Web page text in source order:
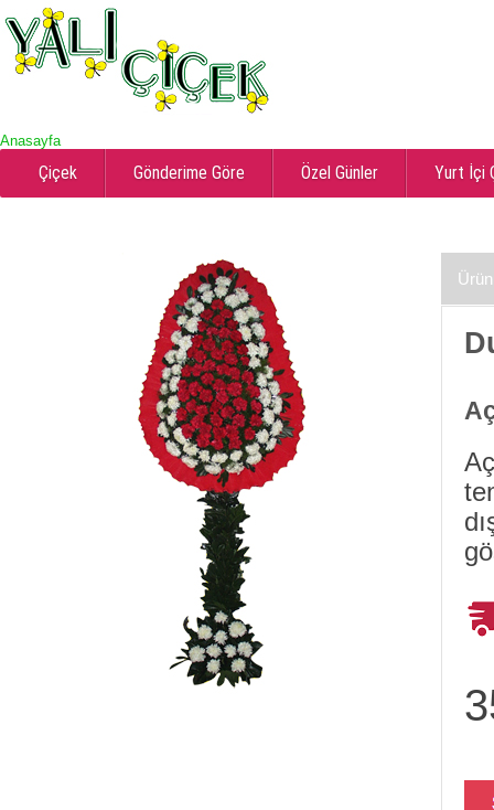
Anasayfa
Çiçek Gönderime Göre Özel Günler Yurt İçi